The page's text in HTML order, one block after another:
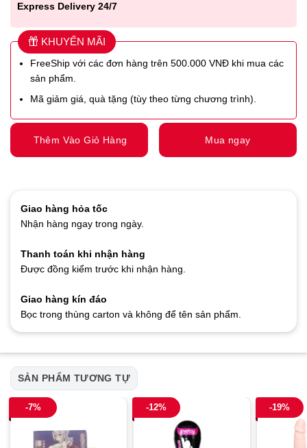
Express Delivery 24/7
KHUYẾN MÃI
FreeShip với các đơn hàng trên 500.000 VNĐ khi mua các
sản phẩm.
Mã giảm giá, quà tặng (tùy theo từng chương trình).
Thêm Vào Giỏ Hàng Mua ngay
Giao hàng hỏa tốc
Nhận hàng ngay trong ngày.
Thanh toán khi nhận hàng
Được đồng kiểm trước khi nhận hàng.
Giao hàng kín đáo
Bọc trong thùng carton và không để tên sản phẩm.
SẢN PHẨM TƯƠNG TỰ
-7% -12% -19%